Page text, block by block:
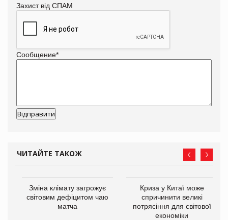
Захист від СПАМ
Сообщение*
ЧИТАЙТЕ ТАКОЖ
Зміна клімату загрожує
світовим дефіцитом чаю
матча
Криза у Китаї може
спричинити великі
потрясіння для світової
економіки